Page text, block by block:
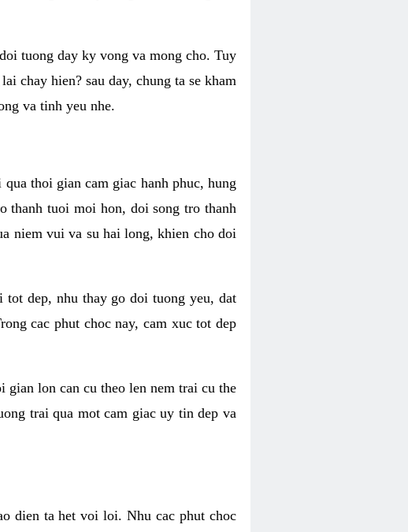
tuong day ky vong va mong cho. Tuy
chay hien? sau day, chung ta se kham
va tinh yeu nhe.
thoi gian cam giac hanh phuc, hung
thanh tuoi moi hon, doi song tro thanh
niem vui va su hai long, khien cho doi
dep, nhu thay go doi tuong yeu, dat
cac phut choc nay, cam xuc tot dep
gian lon can cu theo len nem trai cu the
trai qua mot cam giac uy tin dep va
dien ta het voi loi. Nhu cac phut choc